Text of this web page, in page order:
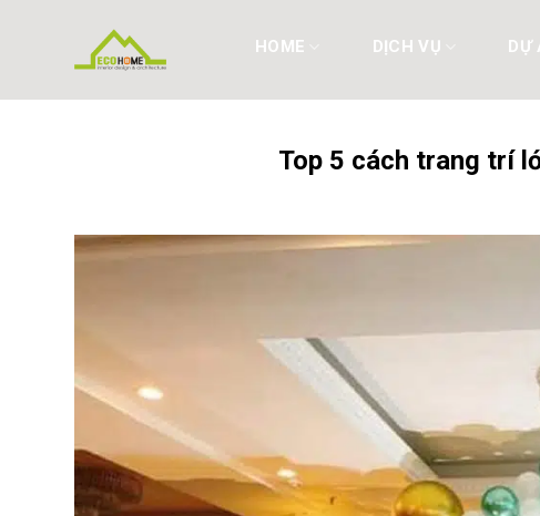
HOME DỊCH VỤ DỰ
Top 5 cách trang trí